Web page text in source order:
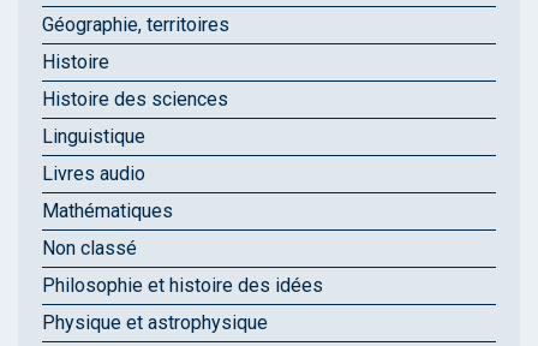
Géographie, territoires
Histoire
Histoire des sciences
Linguistique
Livres audio
Mathématiques
Non classé
Philosophie et histoire des idées
Physique et astrophysique